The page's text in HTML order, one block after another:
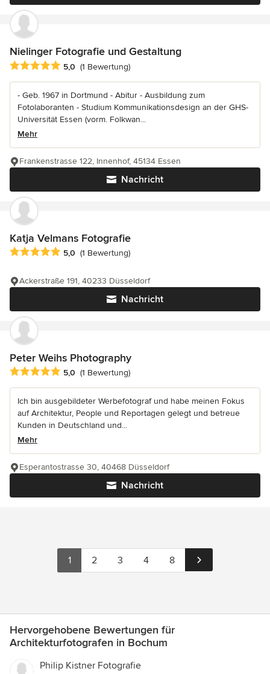
Nielinger Fotografie und Gestaltung
Durchschnittliche Bewertung: 5 von 5 Sternen
5,0 (1 Bewertung)
- Geb. 1967 in Dortmund - Abitur - Ausbildung zum
Fotolaboranten - Studium Kommunikationsdesign an der GHS-
Universität Essen (vorm. Folkwan...
Mehr
Nachricht
Frankenstrasse 122, Innenhof, 45134 Essen
Katja Velmans Fotografie
Durchschnittliche Bewertung: 5 von 5 Sternen
5,0 (1 Bewertung)
Nachricht
Ackerstraße 191, 40233 Düsseldorf
Peter Weihs Photography
Durchschnittliche Bewertung: 5 von 5 Sternen
5,0 (1 Bewertung)
Ich bin ausgebildeter Werbefotograf und habe meinen Fokus
auf Architektur, People und Reportagen gelegt und betreue
Kunden in Deutschland und...
Mehr
Nachricht
Esperantostrasse 30, 40468 Düsseldorf
1 2 3 4 8
Hervorgehobene Bewertungen für
Architekturfotografen in Bochum
Philip Kistner Fotografie